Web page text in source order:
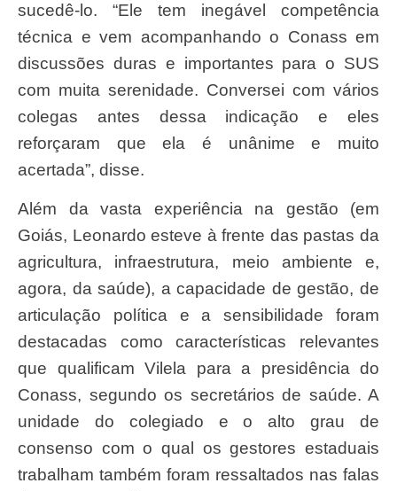
sucedê-lo. “Ele tem inegável competência
técnica e vem acompanhando o Conass em
discussões duras e importantes para o SUS
com muita serenidade. Conversei com vários
colegas antes dessa indicação e eles
reforçaram que ela é unânime e muito
acertada”, disse.
Além da vasta experiência na gestão (em
Goiás, Leonardo esteve à frente das pastas da
agricultura, infraestrutura, meio ambiente e,
agora, da saúde), a capacidade de gestão, de
articulação política e a sensibilidade foram
destacadas como características relevantes
que qualificam Vilela para a presidência do
Conass, segundo os secretários de saúde. A
unidade do colegiado e o alto grau de
consenso com o qual os gestores estaduais
trabalham também foram ressaltados nas falas